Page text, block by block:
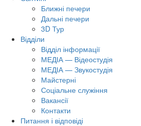
Ближні печери
Дальні печери
3D Тур
Відділи
Відділ інформації
МЕДІА — Відеостудія
МЕДІА — Звукостудія
Майстерні
Соціальне служіння
Вакансії
Контакти
Питання і відповіді